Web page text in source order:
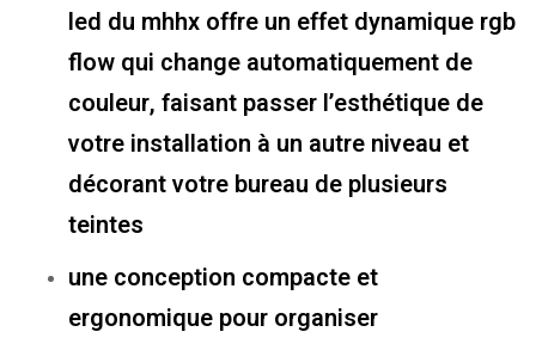
led du mhhx offre un effet dynamique rgb
flow qui change automatiquement de
couleur, faisant passer l’esthétique de
votre installation à un autre niveau et
décorant votre bureau de plusieurs
teintes
une conception compacte et
ergonomique pour organiser